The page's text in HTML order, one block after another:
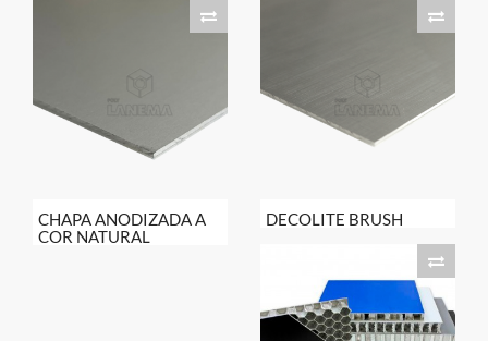
CHAPA ANODIZADA A
COR NATURAL
DECOLITE BRUSH